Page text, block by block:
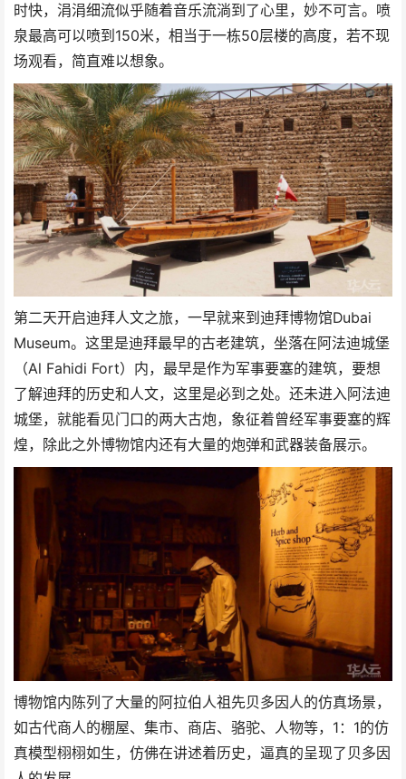
时快，涓涓细流似乎随着音乐流淌到了心里，妙不可言。喷
泉最高可以喷到150米，相当于一栋50层楼的高度，若不现
场观看，简直难以想象。
第二天开启迪拜人文之旅，一早就来到迪拜博物馆Dubai
Museum。这里是迪拜最早的古老建筑，坐落在阿法迪城堡
（Al Fahidi Fort）内，最早是作为军事要塞的建筑，要想
了解迪拜的历史和人文，这里是必到之处。还未进入阿法迪
城堡，就能看见门口的两大古炮，象征着曾经军事要塞的辉
煌，除此之外博物馆内还有大量的炮弹和武器装备展示。
博物馆内陈列了大量的阿拉伯人祖先贝多因人的仿真场景，
如古代商人的棚屋、集市、商店、骆驼、人物等，1：1的仿
真模型栩栩如生，仿佛在讲述着历史，逼真的呈现了贝多因